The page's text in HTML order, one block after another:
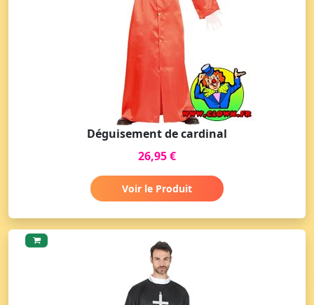
Déguisement de cardinal
26,95 €
Voir le Produit